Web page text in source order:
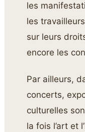
les
les
sur leurs
encore les
Par ailleurs,
concerts,
culturelles
la fois l’art et